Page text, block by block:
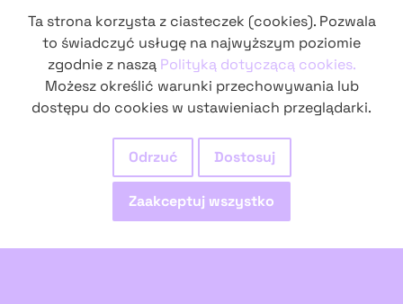
Chcesz bez wychodzenia z domu wesprzeć
działalność na Grochowie? Wspieraj nas
regularnie przez Patronite lub wpłać
darowiznę na cele statutowe.
Numer konta:
95 1870 1045 2078 1076 3451 0001
Ta strona korzysta z ciasteczek (cookies). Pozwala
to świadczyć usługę na najwyższym poziomie
zgodnie z naszą Polityką dotyczącą cookies.
Możesz określić warunki przechowywania lub
dostępu do cookies w ustawieniach przeglądarki.
Odrzuć Dostosuj
Zaakceptuj wszystko